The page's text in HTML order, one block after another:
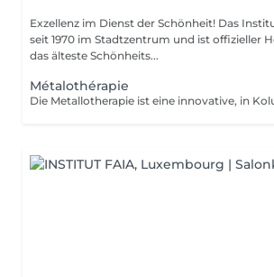
Exzellenz im Dienst der Schönheit! Das Institut befindet sich
seit 1970 im Stadtzentrum und ist offizieller
das älteste Schönheits...
Métalothérapie